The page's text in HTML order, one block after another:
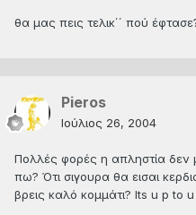
θα μας πεις τελικ΄΄ πού
Pieros
Ιούλιος 26, 2004
Πολλές φορές η απληστία δεν
πω? Ότι σιγουρα θα εισαι
βρεις καλό κομμάτι? Its u p to